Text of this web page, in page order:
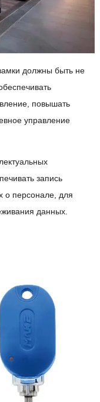
должны быть не
повышать
управление
запись
о персонале, для
данных.